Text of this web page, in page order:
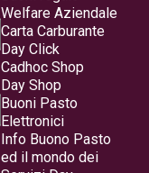
Welfare Aziendale
Carta Carburante
Day Click
Cadhoc Shop
Day Shop
Buoni Pasto
Elettronici
Info Buono Pasto
ed il mondo dei